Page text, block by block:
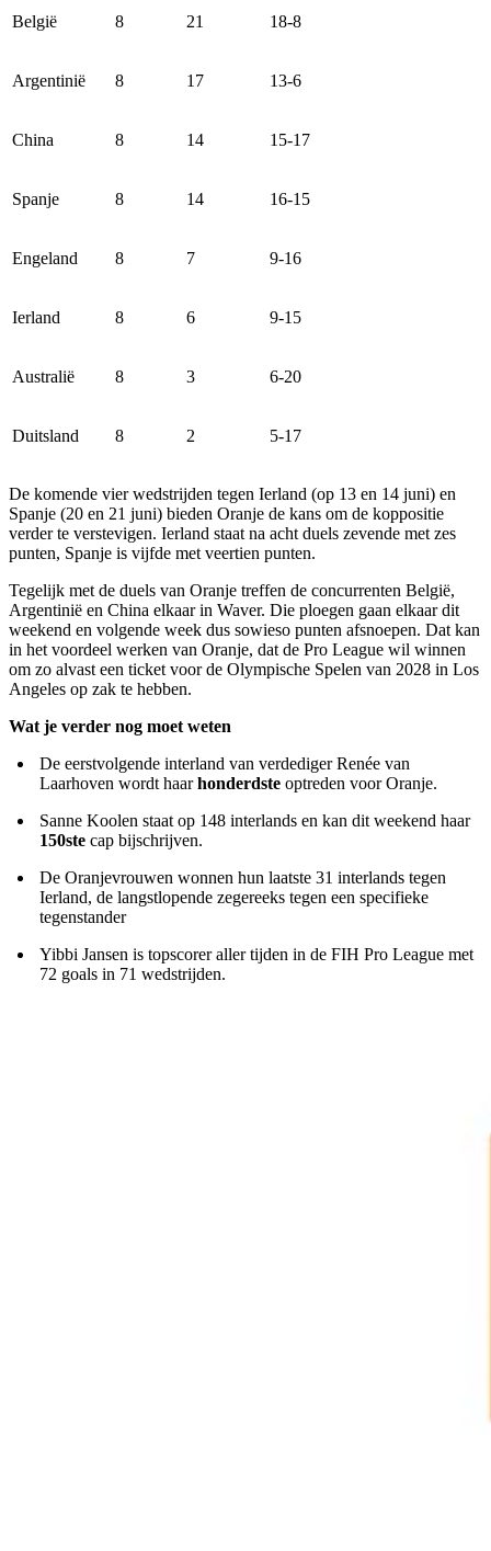
België 8 21 18-8
Argentinië 8 17 13-6
China 8 14 15-17
Spanje 8 14 16-15
Engeland 8 7 9-16
Ierland 8 6 9-15
Australië 8 3 6-20
Duitsland 8 2 5-17
De komende vier wedstrijden tegen Ierland (op 13 en 14 juni) en
Spanje (20 en 21 juni) bieden Oranje de kans om de koppositie
verder te verstevigen. Ierland staat na acht duels zevende met zes
punten, Spanje is vijfde met veertien punten.
Tegelijk met de duels van Oranje treffen de concurrenten België,
Argentinië en China elkaar in Waver. Die ploegen gaan elkaar dit
weekend en volgende week dus sowieso punten afsnoepen. Dat kan
in het voordeel werken van Oranje, dat de Pro League wil winnen
om zo alvast een ticket voor de Olympische Spelen van 2028 in Los
Angeles op zak te hebben.
Wat je verder nog moet weten
De eerstvolgende interland van verdediger Renée van
Laarhoven wordt haarhonderdste optreden voor Oranje.
Sanne Koolen staat op 148 interlands en kan dit weekend haar
150ste cap bijschrijven.
De Oranjevrouwen wonnen hun laatste 31 interlands tegen
Ierland, de langstlopende zegereeks tegen een specifieke
tegenstander
Yibbi Jansen is topscorer aller tijden in de FIH Pro League met
72 goals in 71 wedstrijden.